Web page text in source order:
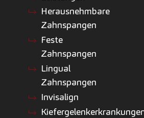
Herausnehmbare
Zahnspangen
Feste
Zahnspangen
Lingual
Zahnspangen
Invisalign